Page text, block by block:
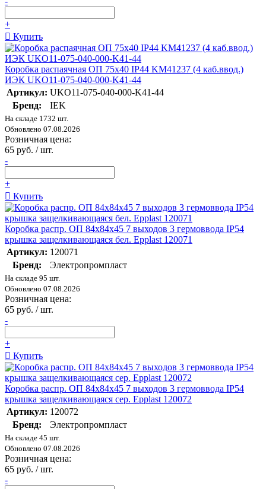
+
Купить
Коробка распаячная ОП 75х40 IP44 KM41237 (4 каб.ввод.)
ИЭК UKO11-075-040-000-K41-44
Артикул: UKO11-075-040-000-K41-44
Бренд:
IEK
На складе 1732 шт.
Обновлено 07.08.2026
Розничная цена:
65 руб. / шт.
-
+
Купить
Коробка распр. ОП 84х84х45 7 выходов 3 гермоввода IP54
крышка защелкивающаяся бел. Epplast 120071
Артикул: 120071
Бренд:
Электропромпласт
На складе 95 шт.
Обновлено 07.08.2026
Розничная цена:
65 руб. / шт.
-
+
Купить
Коробка распр. ОП 84х84х45 7 выходов 3 гермоввода IP54
крышка защелкивающаяся сер. Epplast 120072
Артикул: 120072
Бренд:
Электропромпласт
На складе 45 шт.
Обновлено 07.08.2026
Розничная цена:
65 руб. / шт.
-